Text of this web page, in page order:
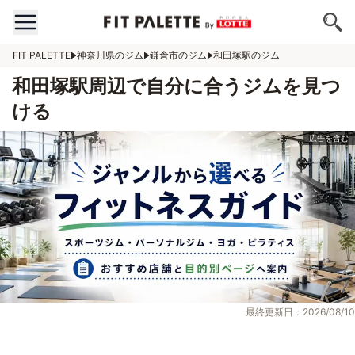
FIT PALETTE 神奈川県のジム 鎌倉市のジム 和田塚駅のジム
和田塚駅周辺で自分に合うジムを見つ
ける
最終更新日：2026/08/10